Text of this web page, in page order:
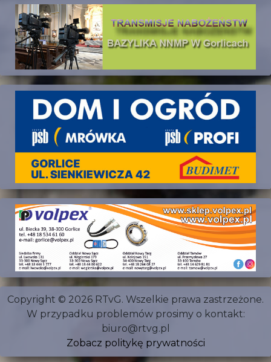
Copyright © 2026 RTvG. Wszelkie prawa zastrzeżone.
W przypadku problemów prosimy o kontakt:
biuro@rtvg.pl
Zobacz politykę prywatności